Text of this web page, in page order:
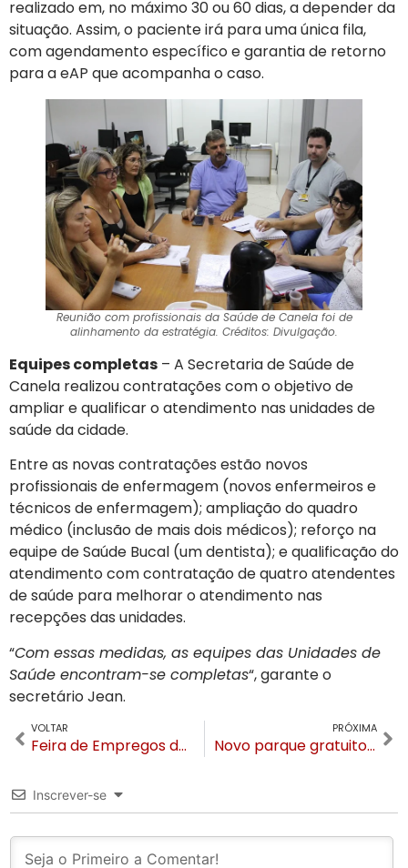
realizado em, no máximo 30 ou 60 dias, a depender da
situação. Assim, o paciente irá para uma única fila,
com agendamento específico e garantia de retorno
para a eAP que acompanha o caso.
Reunião com profissionais da Saúde de Canela foi de
alinhamento da estratégia. Créditos: Divulgação.
Equipes completas – A Secretaria de Saúde de
Canela realizou contratações com o objetivo de
ampliar e qualificar o atendimento nas unidades de
saúde da cidade.
Entre as novas contratações estão novos
profissionais de enfermagem (novos enfermeiros e
técnicos de enfermagem); ampliação do quadro
médico (inclusão de mais dois médicos); reforço na
equipe de Saúde Bucal (um dentista); e qualificação do
atendimento com contratação de quatro atendentes
de saúde para melhorar o atendimento nas
recepções das unidades.
“Com essas medidas, as equipes das Unidades de
Saúde encontram-se completas“, garante o
secretário Jean.
VOLTAR
Feira de Empregos da Hotelaria e Gastronomia acontece em Gramado no dia 12 de março
PRÓXIMA
Novo parque gratuito de Gramado recebeu mais de 5 mil visitantes no feriadão de Carnaval
Inscrever-se